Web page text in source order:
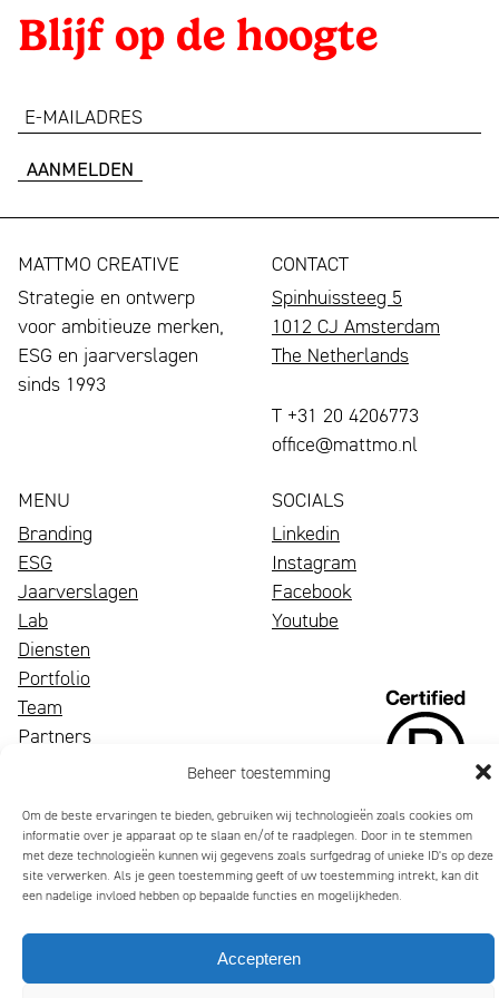
Beheer toestemming
Om de beste ervaringen te bieden, gebruiken wij technologieën zoals cookies om
informatie over je apparaat op te slaan en/of te raadplegen. Door in te stemmen
met deze technologieën kunnen wij gegevens zoals surfgedrag of unieke ID's op deze
site verwerken. Als je geen toestemming geeft of uw toestemming intrekt, kan dit
een nadelige invloed hebben op bepaalde functies en mogelijkheden.
Accepteren
Blijf op de hoogte
e-
MATTMO CREATIVE
Strategie en ontwerp
voor ambitieuze merken,
ESG en jaarverslagen
sinds 1993
CONTACT
Spinhuissteeg 5
1012 CJ Amsterdam
The Netherlands
T +31 20 4206773
office@mattmo.nl
MENU
Branding
ESG
Jaarverslagen
Lab
Diensten
Portfolio
Een
bloeiend
aandacht,
maakt
indruk
en
laat
Team
Wij
gespecialiseerd
in
marketing,
ESG-
ondersteuning
Partners
SOCIALS
Linkedin
Instagram
Facebook
Youtube